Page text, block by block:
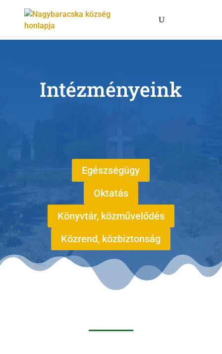
Intézményeink
Egészségügy
Oktatás
Könyvtár, közművelődés
Közrend, közbiztonság